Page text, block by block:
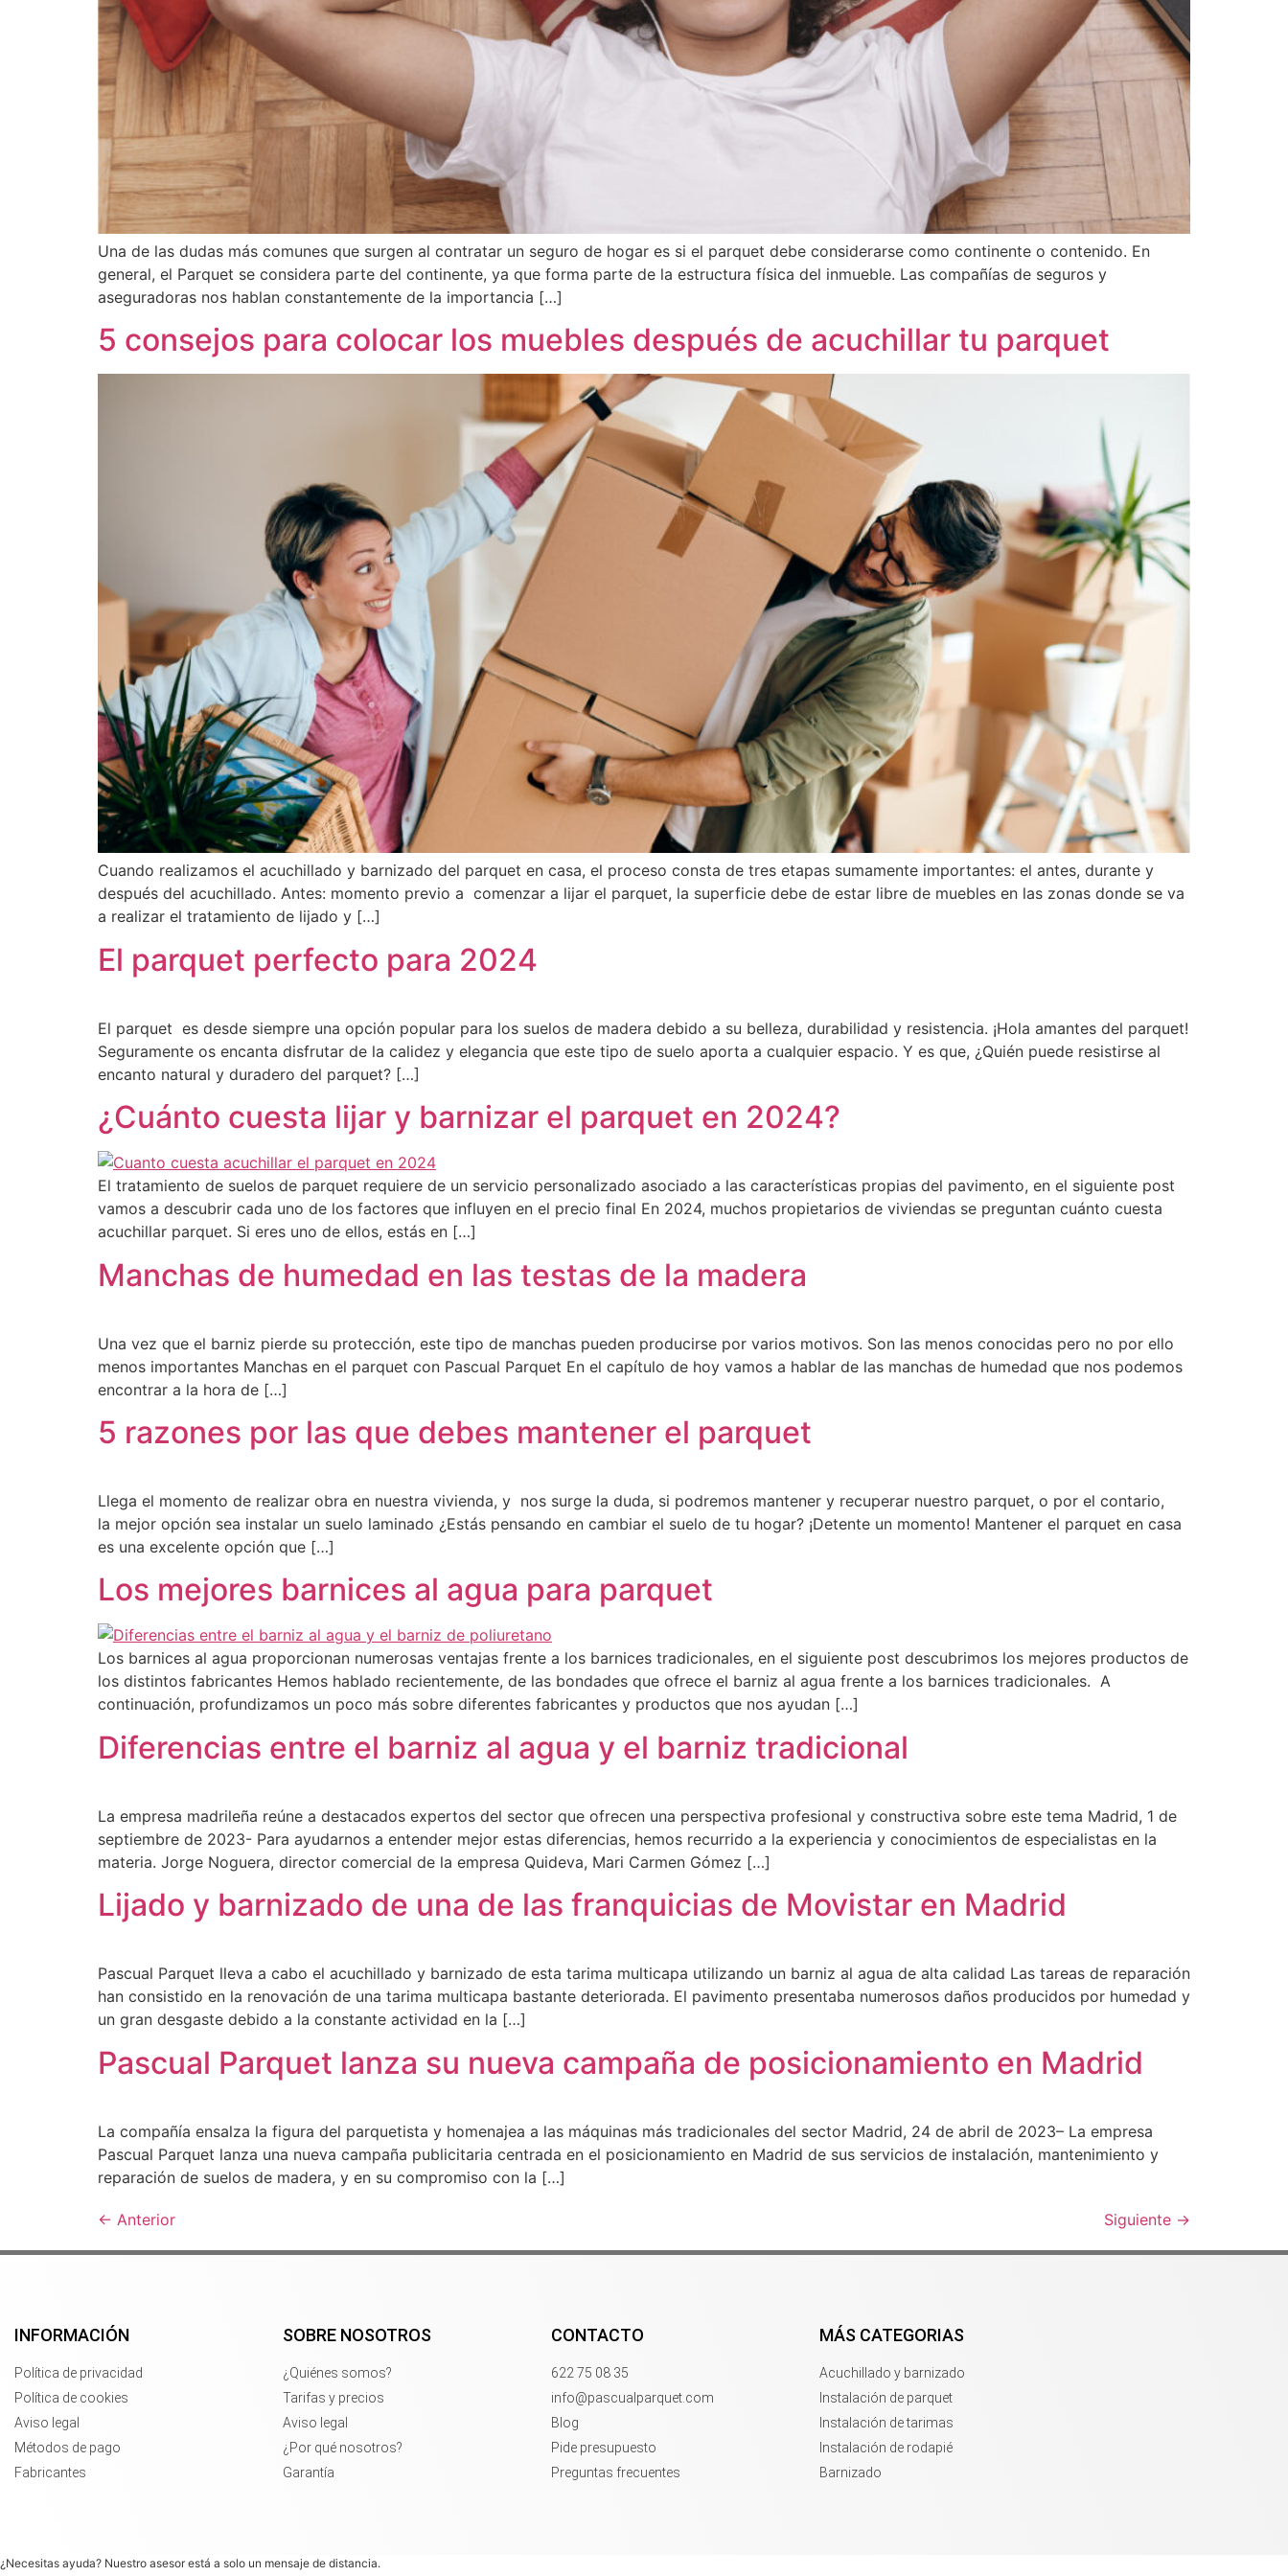
Una de las dudas más comunes que surgen al contratar un seguro de hogar es si el parquet debe considerarse como continente o contenido. En
general, el Parquet se considera parte del continente, ya que forma parte de la estructura física del inmueble. Las compañías de seguros y
aseguradoras nos hablan constantemente de la importancia […]
5 consejos para colocar los muebles después de acuchillar tu parquet
Cuando realizamos el acuchillado y barnizado del parquet en casa, el proceso consta de tres etapas sumamente importantes: el antes, durante y
después del acuchillado. Antes: momento previo a comenzar a lijar el parquet, la superficie debe de estar libre de muebles en las zonas donde se va
a realizar el tratamiento de lijado y […]
El parquet perfecto para 2024
El parquet es desde siempre una opción popular para los suelos de madera debido a su belleza, durabilidad y resistencia. ¡Hola amantes del parquet!
Seguramente os encanta disfrutar de la calidez y elegancia que este tipo de suelo aporta a cualquier espacio. Y es que, ¿Quién puede resistirse al
encanto natural y duradero del parquet? […]
¿Cuánto cuesta lijar y barnizar el parquet en 2024?
El tratamiento de suelos de parquet requiere de un servicio personalizado asociado a las características propias del pavimento, en el siguiente post
vamos a descubrir cada uno de los factores que influyen en el precio final En 2024, muchos propietarios de viviendas se preguntan cuánto cuesta
acuchillar parquet. Si eres uno de ellos, estás en […]
Manchas de humedad en las testas de la madera
Una vez que el barniz pierde su protección, este tipo de manchas pueden producirse por varios motivos. Son las menos conocidas pero no por ello
menos importantes Manchas en el parquet con Pascual Parquet En el capítulo de hoy vamos a hablar de las manchas de humedad que nos podemos
encontrar a la hora de […]
5 razones por las que debes mantener el parquet
Llega el momento de realizar obra en nuestra vivienda, y nos surge la duda, si podremos mantener y recuperar nuestro parquet, o por el contario,
la mejor opción sea instalar un suelo laminado ¿Estás pensando en cambiar el suelo de tu hogar? ¡Detente un momento! Mantener el parquet en casa
es una excelente opción que […]
Los mejores barnices al agua para parquet
Los barnices al agua proporcionan numerosas ventajas frente a los barnices tradicionales, en el siguiente post descubrimos los mejores productos de
los distintos fabricantes Hemos hablado recientemente, de las bondades que ofrece el barniz al agua frente a los barnices tradicionales. A
continuación, profundizamos un poco más sobre diferentes fabricantes y productos que nos ayudan […]
Diferencias entre el barniz al agua y el barniz tradicional
La empresa madrileña reúne a destacados expertos del sector que ofrecen una perspectiva profesional y constructiva sobre este tema Madrid, 1 de
septiembre de 2023- Para ayudarnos a entender mejor estas diferencias, hemos recurrido a la experiencia y conocimientos de especialistas en la
materia. Jorge Noguera, director comercial de la empresa Quideva, Mari Carmen Gómez […]
Lijado y barnizado de una de las franquicias de Movistar en Madrid
Pascual Parquet lleva a cabo el acuchillado y barnizado de esta tarima multicapa utilizando un barniz al agua de alta calidad Las tareas de reparación
han consistido en la renovación de una tarima multicapa bastante deteriorada. El pavimento presentaba numerosos daños producidos por humedad y
un gran desgaste debido a la constante actividad en la […]
Pascual Parquet lanza su nueva campaña de posicionamiento en Madrid
La compañía ensalza la figura del parquetista y homenajea a las máquinas más tradicionales del sector Madrid, 24 de abril de 2023– La empresa
Pascual Parquet lanza una nueva campaña publicitaria centrada en el posicionamiento en Madrid de sus servicios de instalación, mantenimiento y
reparación de suelos de madera, y en su compromiso con la […]
← Anterior Siguiente →
INFORMACIÓN
Política de privacidad
Política de cookies
Aviso legal
Métodos de pago
Fabricantes
SOBRE NOSOTROS
¿Quiénes somos?
Tarifas y precios
Aviso legal
¿Por qué nosotros?
Garantía
CONTACTO
622 75 08 35
info@pascualparquet.com
Blog
Pide presupuesto
Preguntas frecuentes
MÁS CATEGORIAS
Acuchillado y barnizado
Instalación de parquet
Instalación de tarimas
Instalación de rodapié
Barnizado
¿Necesitas ayuda? Nuestro asesor está a solo un mensaje de distancia.